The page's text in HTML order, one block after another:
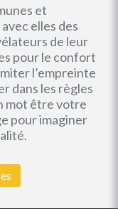
et
elles des
de leur
pour le confort
l’empreinte
dans les règles
mot être votre
pour imaginer